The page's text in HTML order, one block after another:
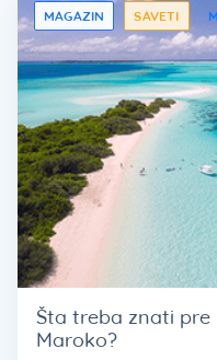
MAGAZIN SAVETI
Šta treba znati
Maroko?